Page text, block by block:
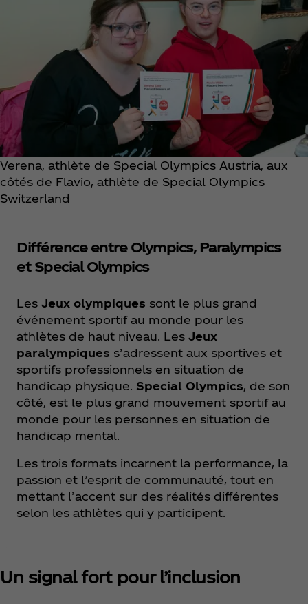
Verena, athlète de Special Olympics Austria, aux
côtés de Flavio, athlète de Special Olympics
Switzerland
Différence entre Olympics, Paralympics
et Special Olympics
Les Jeux olympiques sont le plus grand
événement sportif au monde pour les
athlètes de haut niveau. Les Jeux
paralympiques s’adressent aux sportives et
sportifs professionnels en situation de
handicap physique. Special Olympics, de son
côté, est le plus grand mouvement sportif au
monde pour les personnes en situation de
handicap mental.
Les trois formats incarnent la performance, la
passion et l’esprit de communauté, tout en
mettant l’accent sur des réalités différentes
selon les athlètes qui y participent.
Un signal fort pour l’inclusion